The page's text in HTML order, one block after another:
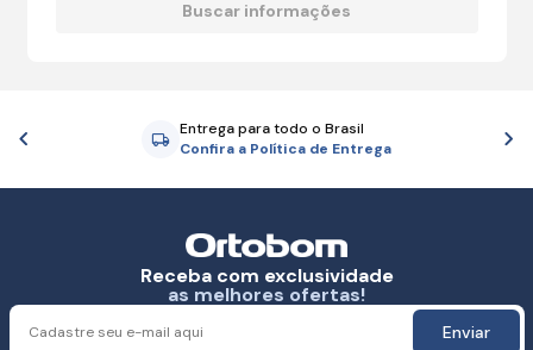
Entrega para todo o Brasil
Confira a Política de Entrega
Anterior
Receba com exclusividade
as melhores ofertas!
Enviar